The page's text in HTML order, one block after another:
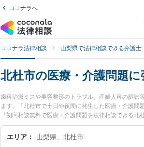
ココナラへ
ココナラ法律相談 山梨県で法律相談できる弁護士
北杜市の医療・介護問題
歯科治療ミスや美容整形のトラブル、産婦人科の訴訟
ます。『北杜市で土日や夜間に発生した医療・介護問
『初回相談無料で医療・介護問題を法律相談できる
エリア 山梨県、北杜市